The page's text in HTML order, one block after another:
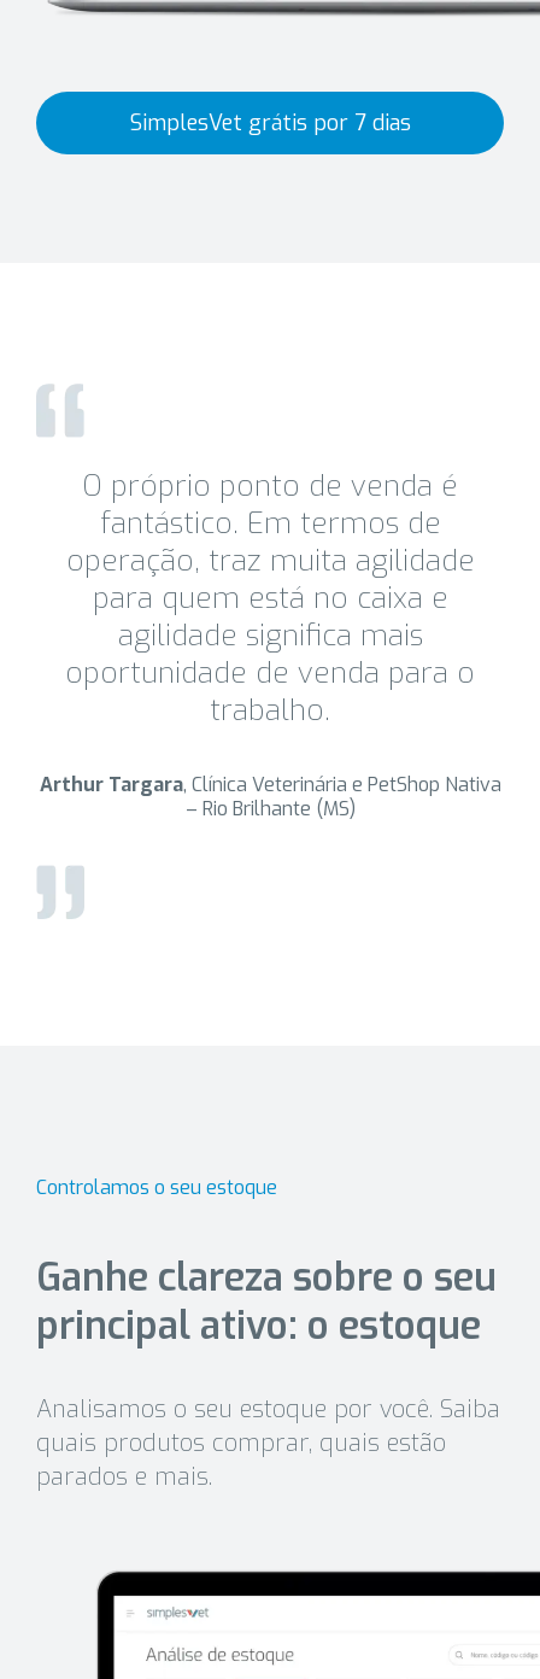
SimplesVet grátis por 7 dias
O próprio ponto de venda é
fantástico. Em termos de
operação, traz muita agilidade
para quem está no caixa e
agilidade significa mais
oportunidade de venda para o
trabalho.
Arthur Targara, Clínica Veterinária e PetShop Nativa
– Rio Brilhante (MS)
Controlamos o seu estoque
Ganhe clareza sobre o seu
principal ativo: o estoque
Analisamos o seu estoque por você. Saiba
quais produtos comprar, quais estão
parados e mais.